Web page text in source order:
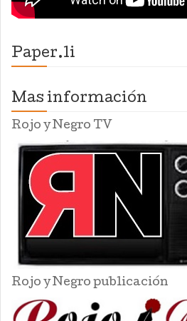
Paper.li
Mas información
Rojo y Negro TV
Rojo y Negro publicación